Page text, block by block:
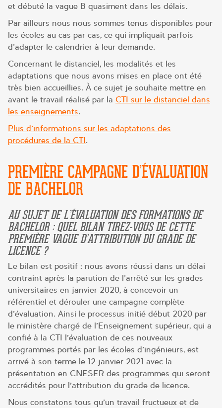
et débuté la vague B quasiment dans les délais.
Par ailleurs nous nous sommes tenus disponibles pour
les écoles au cas par cas, ce qui impliquait parfois
d’adapter le calendrier à leur demande.
Concernant le distanciel, les modalités et les
adaptations que nous avons mises en place ont été
très bien accueillies. À ce sujet je souhaite mettre en
avant le travail réalisé par la CTI sur le distanciel dans
les enseignements.
Plus d’informations sur les adaptations des
procédures de la CTI.
PREMIÈRE CAMPAGNE D’ÉVALUATION
DE BACHELOR
AU SUJET DE L’ÉVALUATION DES FORMATIONS DE
BACHELOR : QUEL BILAN TIREZ-VOUS DE CETTE
PREMIÈRE VAGUE D’ATTRIBUTION DU GRADE DE
LICENCE ?
Le bilan est positif : nous avons réussi dans un délai
contraint après la parution de l’arrêté sur les grades
universitaires en janvier 2020, à concevoir un
référentiel et dérouler une campagne complète
d’évaluation. Ainsi le processus initié début 2020 par
le ministère chargé de l’Enseignement supérieur, qui a
confié à la CTI l’évaluation de ces nouveaux
programmes portés par les écoles d’ingénieurs, est
arrivé à son terme le 12 janvier 2021 avec la
présentation en CNESER des programmes qui seront
accrédités pour l’attribution du grade de licence.
Nous constatons tous qu’un travail fructueux et de